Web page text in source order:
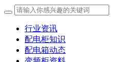
行业资讯
配电柜知识
配电箱动态